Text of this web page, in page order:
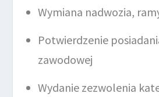
Wymiana nadwozia,
Potwierdzenie
zawodowej
Wydanie zezwolenia